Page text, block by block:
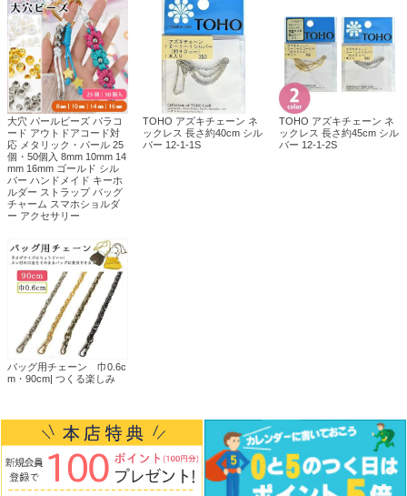
大穴 パールビーズ パラコ
ード アウトドアコード対
応 メタリック・パール 25
個・50個入 8mm 10mm 14
mm 16mm ゴールド シル
バー ハンドメイド キーホ
ルダー ストラップ バッグ
チャーム スマホショルダ
ー アクセサリー
TOHO アズキチェーン ネ
ックレス 長さ約40cm シル
バー 12-1-1S
TOHO アズキチェーン ネ
ックレス 長さ約45cm シル
バー 12-1-2S
バッグ用チェーン 巾0.6c
m・90cm| つくる楽しみ